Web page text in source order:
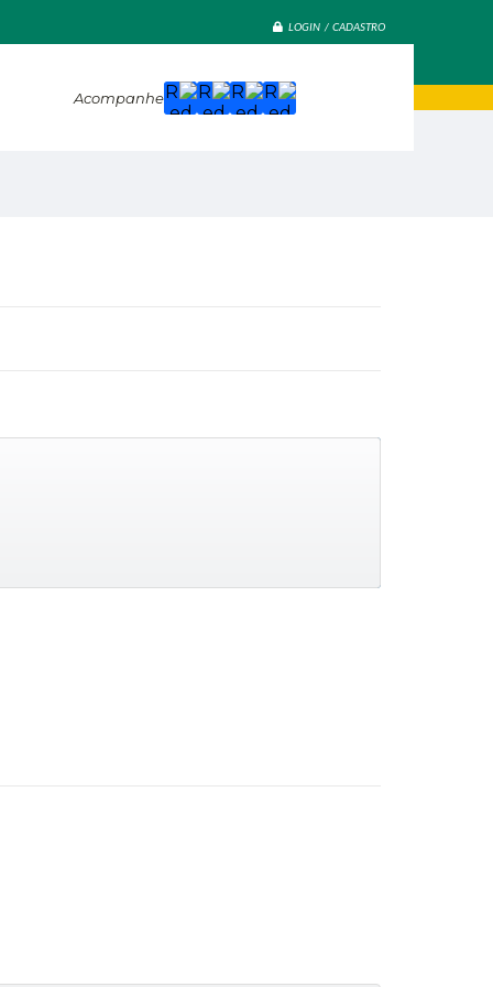
LOGIN / CADASTRO
Acompanhe